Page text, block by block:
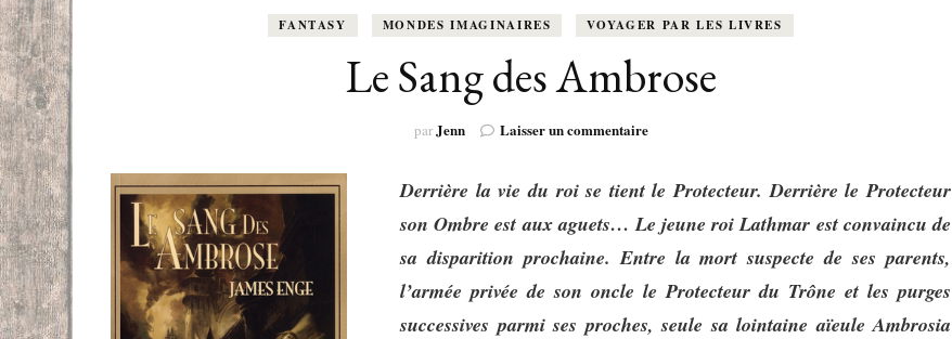
LITTÉRATURE
ESOTÉRISME /
PARANORMAL
HISTOIRE
ADOS
YOUNG ADULT
DRAME / ROMANCE
TRANCHE DE VIE
FANTASY
MAGICAL GIRL
HORREUR
VIETNAM
EUROPE
ECOSSE
ESPAGNE
FINLANDE
PROCHE-ORIENT
MONDES IMAGINAIRES
RUSSIE
K-LITTÉRATURE
K-POP
FANTASY MONDES IMAGINAIRES VOYAGER PAR LES LIVRES
Le Sang des Ambrose
parJenn Laisser un commentairesur
des
Ambrose
Derrière la vie du roi se tient le Protecteur. Derrière le Protecteur
son Ombre est aux aguets…Le jeune roi Lathmar est convaincu de
sa disparition prochaine. Entre la mort suspecte de ses parents,
l’armée privée de son oncle le Protecteur du Trône et les purges
successives parmi ses proches, seule sa lointaine aïeule Ambrosia